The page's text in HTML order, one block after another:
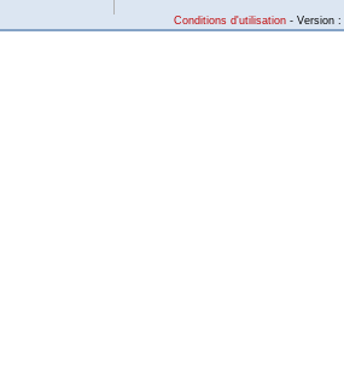
Conditions d'utilisation - Version :